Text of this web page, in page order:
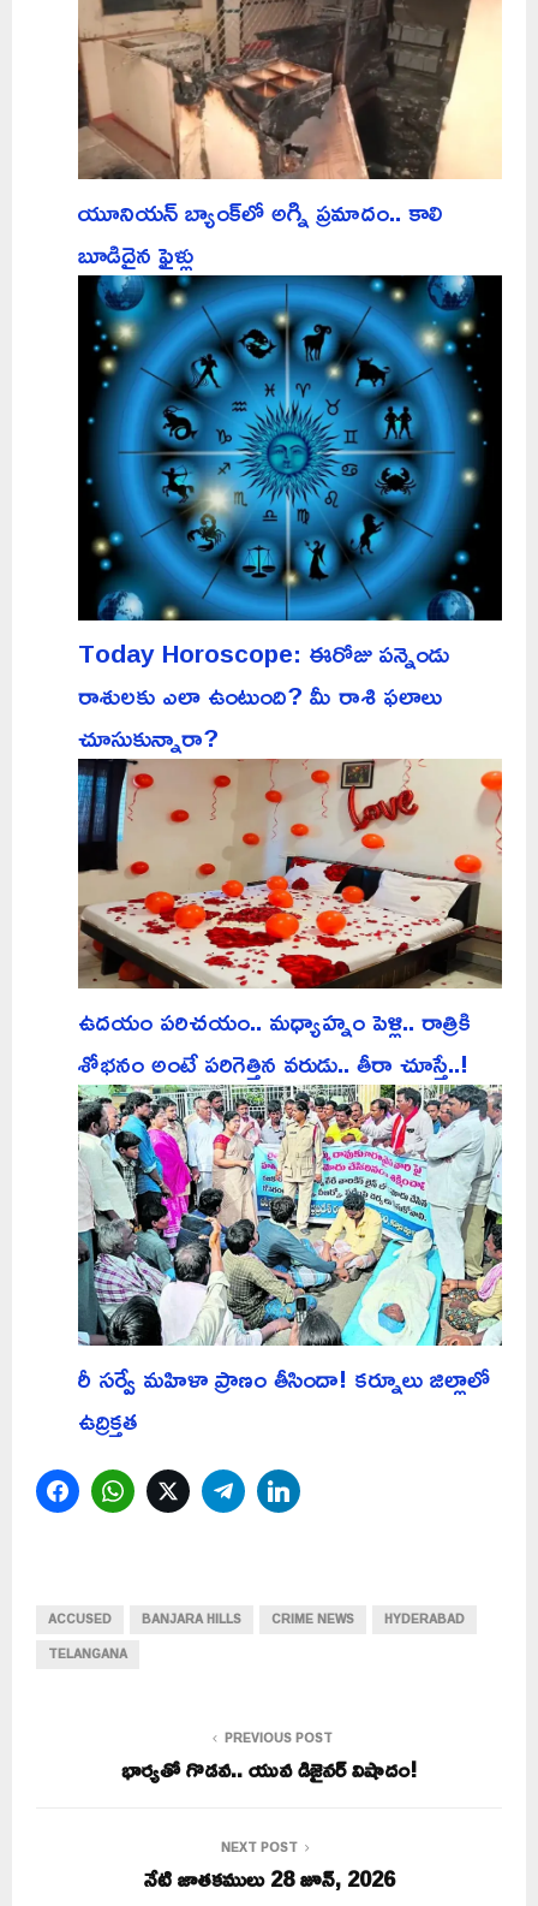
యూనియన్ బ్యాంక్‌లో అగ్ని ప్రమాదం.. కాలి
బూడిదైన ఫైళ్లు
Today Horoscope: ఈరోజు పన్నెండు
రాశులకు ఎలా ఉంటుంది? మీ రాశి ఫలాలు
చూసుకున్నారా?
ఉదయం పరిచయం.. మధ్యాహ్నం పెళ్లి.. రాత్రికి
శోభనం అంటే పరిగెత్తిన వరుడు.. తీరా చూస్తే..!
రీ సర్వే మహిళా ప్రాణం తీసిందా! కర్నూలు జిల్లాలో
ఉద్రిక్తత
FacebookWhatsAppTwitterTelegram
ACCUSED BANJARA HILLS CRIME NEWS
HYDERABAD
TELANGANA
PREVIOUS POST
భార్యతో గొడవ.. యువ డిజైనర్ విషాదం!
NEXT POST
నేటి జాతకములు 28 జూన్, 2026